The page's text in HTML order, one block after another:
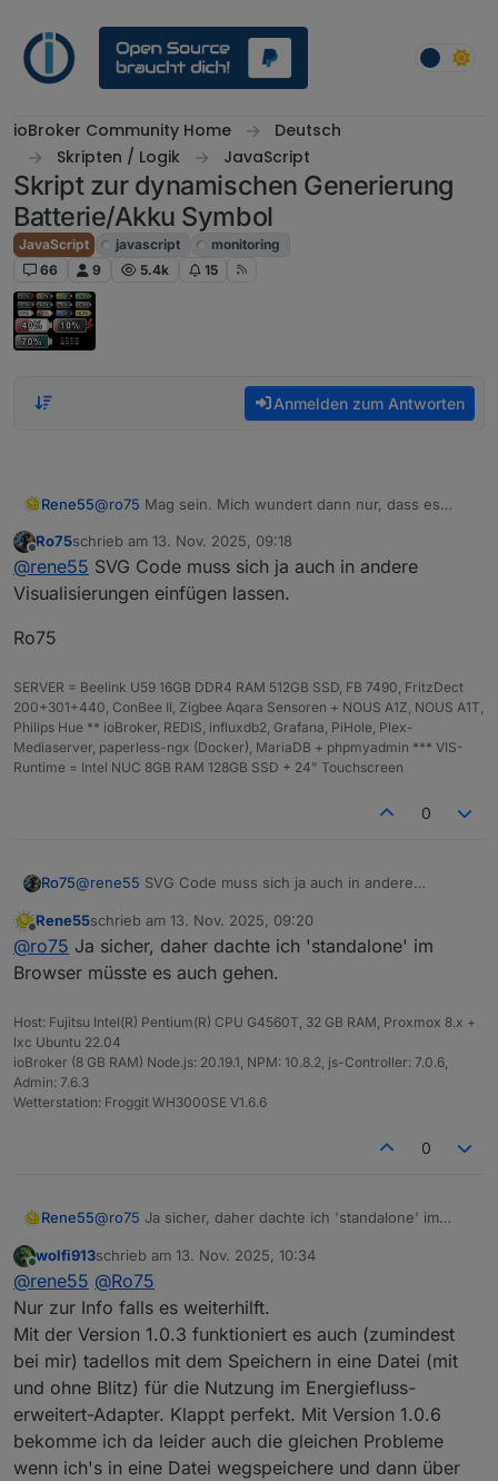
ioBroker Community Home
Deutsch
Skripten / Logik
JavaScript
Skript zur dynamischen Generierung
Batterie/Akku Symbol
JavaScript javascript
monitoring
66
9 5.4k 15
Anmelden zum Antworten
Rene55@ro75 Mag sein. Mich wundert dann nur, dass es
Offline
Ro75schrieb am 13. Nov. 2025, 09:18
zuletzt editiert von
@rene55 SVG Code muss sich ja auch in andere
Visualisierungen einfügen lassen.
Ro75
SERVER = Beelink U59 16GB DDR4 RAM 512GB SSD, FB 7490, FritzDect
200+301+440, ConBee II, Zigbee Aqara Sensoren + NOUS A1Z, NOUS A1T,
Philips Hue ** ioBroker, REDIS, influxdb2, Grafana, PiHole, Plex-
Mediaserver, paperless-ngx (Docker), MariaDB + phpmyadmin *** VIS-
Runtime = Intel NUC 8GB RAM 128GB SSD + 24" Touchscreen
0
Ro75@rene55 SVG Code muss sich ja auch in andere
Ro75
Offline
Rene55schrieb am 13. Nov. 2025, 09:20
zuletzt editiert von
@ro75 Ja sicher, daher dachte ich 'standalone' im
Browser müsste es auch gehen.
Host: Fujitsu Intel(R) Pentium(R) CPU G4560T, 32 GB RAM, Proxmox 8.x +
lxc Ubuntu 22.04
ioBroker (8 GB RAM) Node.js: 20.19.1, NPM: 10.8.2, js-Controller: 7.0.6,
Admin: 7.6.3
Wetterstation: Froggit WH3000SE V1.6.6
0
Rene55@ro75 Ja sicher, daher dachte ich 'standalone' im
Online
wolfi913schrieb am 13. Nov. 2025, 10:34
zuletzt editiert von
@rene55 @Ro75
Nur zur Info falls es weiterhilft.
Mit der Version 1.0.3 funktioniert es auch (zumindest
bei mir) tadellos mit dem Speichern in eine Datei (mit
und ohne Blitz) für die Nutzung im Energiefluss-
erweitert-Adapter. Klappt perfekt. Mit Version 1.0.6
bekomme ich da leider auch die gleichen Probleme
wenn ich's in eine Datei wegspeichere und dann über